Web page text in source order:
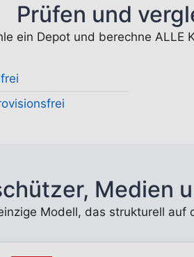
Prüfen und
ein Depot und berechne ALLE
Medien
Modell, das strukturell